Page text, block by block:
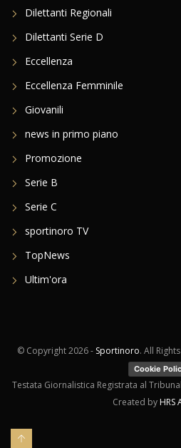
Dilettanti Regionali
Dilettanti Serie D
Eccellenza
Eccellenza Femminile
Giovanili
news in primo piano
Promozione
Serie B
Serie C
sportinoro TV
TopNews
Ultim'ora
© Copyright2026 - Sportinoro. All
Cookie
Testata Giornalistica Registrata al
Created by HRS